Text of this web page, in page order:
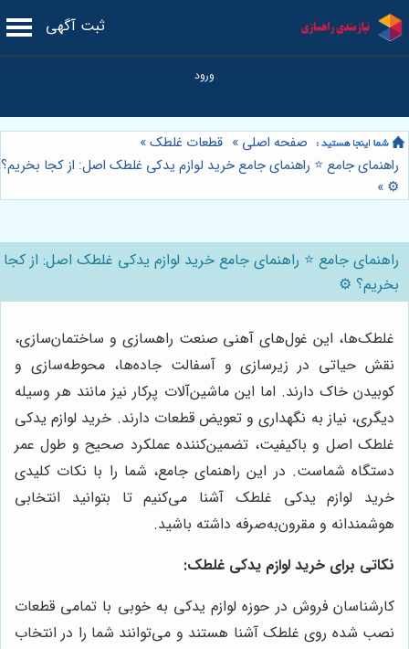
ثبت آگهی
صفحه اصلی » قطعات غلطک»
راهنمای جامع ⭐️ راهنمای جامع خرید لوازم یدکی غلطک اصل: از کجا بخریم؟
⚙️
»
راهنمای جامع ⭐️ راهنمای جامع خرید لوازم یدکی غلطک اصل: از کجا
بخریم؟ ⚙️
غلطک‌ها، این غول‌های آهنی صنعت راهسازی و ساختمان‌سازی،
نقش حیاتی در زیرسازی و آسفالت جاده‌ها، محوطه‌سازی و
کوبیدن خاک دارند. اما این ماشین‌آلات پرکار نیز مانند هر وسیله
دیگری، نیاز به نگهداری و تعویض قطعات دارند. خرید لوازم یدکی
غلطک اصل و باکیفیت، تضمین‌کننده عملکرد صحیح و طول عمر
دستگاه شماست. در این راهنمای جامع، شما را با نکات کلیدی
خرید لوازم یدکی غلطک آشنا می‌کنیم تا بتوانید انتخابی
هوشمندانه و مقرون‌به‌صرفه داشته باشید.
نکاتی برای خرید لوازم یدکی غلطک:
کارشناسان فروش در حوزه لوازم یدکی به خوبی با تمامی قطعات
نصب شده روی غلطک آشنا هستند و می‌توانند شما را در انتخاب